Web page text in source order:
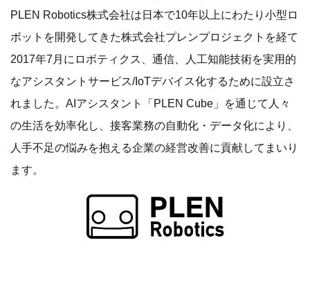
PLEN Robotics株式会社は日本で10年以上にわたり小型ロ
ボットを開発してきた株式会社プレンプロジェクトを経て
2017年7月にロボティクス、通信、人工知能技術を実用的
なアシスタントサービス/IoTデバイス化するために設立さ
れました。AIアシスタント「PLEN Cube」を通じて人々
の生活を効率化し、接客業務の自動化・データ化により、
人手不足の悩みを抱える企業の経営改善に貢献してまいり
ます。